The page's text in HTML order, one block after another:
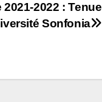
2022 : Tenue
Sonfonia